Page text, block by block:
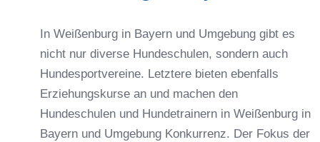
In Weißenburg in Bayern und Umgebung gibt es
nicht nur diverse Hundeschulen, sondern auch
Hundesportvereine. Letztere bieten ebenfalls
Erziehungskurse an und machen den
Hundeschulen und Hundetrainern in Weißenburg in
Bayern und Umgebung Konkurrenz. Der Fokus der